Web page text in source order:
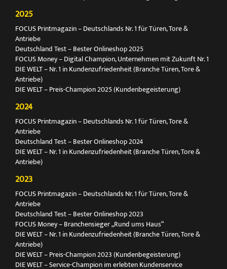
2025
FOCUS Printmagazin – Deutschlands Nr. 1 für Türen, Tore &
Antriebe
Deutschland Test – Bester Onlineshop 2025
FOCUS Money – Digital Champion, Unternehmen mit Zukunft Nr. 1
DIE WELT – Nr. 1 in Kundenzufriedenheit (Branche Türen, Tore &
Antriebe)
DIE WELT – Preis-Champion 2025 (Kundenbegeisterung)
2024
FOCUS Printmagazin – Deutschlands Nr. 1 für Türen, Tore &
Antriebe
Deutschland Test – Bester Onlineshop 2024
DIE WELT – Nr. 1 in Kundenzufriedenheit (Branche Türen, Tore &
Antriebe)
2023
FOCUS Printmagazin – Deutschlands Nr. 1 für Türen, Tore &
Antriebe
Deutschland Test – Bester Onlineshop 2023
FOCUS Money – Branchensieger „Rund ums Haus“
DIE WELT – Nr. 1 in Kundenzufriedenheit (Branche Türen, Tore &
Antriebe)
DIE WELT – Preis-Champion 2023 (Kundenbegeisterung)
DIE WELT – Service-Champion im erlebten Kundenservice